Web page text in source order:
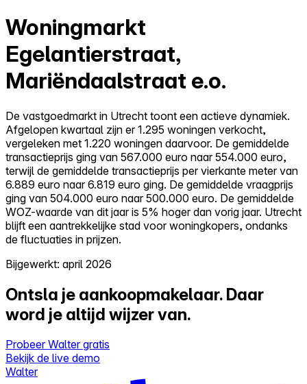
Woningmarkt
Egelantierstraat,
Mariëndaalstraat e.o.
De vastgoedmarkt in Utrecht toont een actieve dynamiek.
Afgelopen kwartaal zijn er 1.295 woningen verkocht,
vergeleken met 1.220 woningen daarvoor. De gemiddelde
transactieprijs ging van 567.000 euro naar 554.000 euro,
terwijl de gemiddelde transactieprijs per vierkante meter van
6.889 euro naar 6.819 euro ging. De gemiddelde vraagprijs
ging van 504.000 euro naar 500.000 euro. De gemiddelde
WOZ-waarde van dit jaar is 5% hoger dan vorig jaar. Utrecht
blijft een aantrekkelijke stad voor woningkopers, ondanks
de fluctuaties in prijzen.
Bijgewerkt: april 2026
Ontsla je aankoopmakelaar. Daar
word je altijd wijzer van.
Probeer Walter gratis
Bekijk de live demo
Walter